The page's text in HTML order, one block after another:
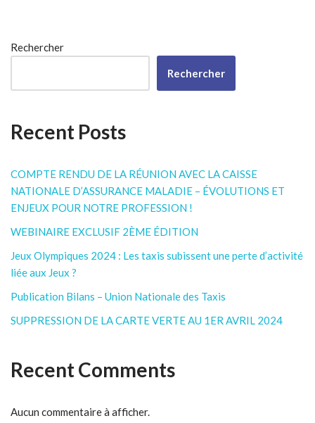
Rechercher
Rechercher
Recent Posts
COMPTE RENDU DE LA RÉUNION AVEC LA CAISSE
NATIONALE D’ASSURANCE MALADIE – ÉVOLUTIONS ET
ENJEUX POUR NOTRE PROFESSION !
WEBINAIRE EXCLUSIF 2ÈME ÉDITION
Jeux Olympiques 2024 : Les taxis subissent une perte d’activité
liée aux Jeux ?
Publication Bilans – Union Nationale des Taxis
SUPPRESSION DE LA CARTE VERTE AU 1ER AVRIL 2024
Recent Comments
Aucun commentaire à afficher.